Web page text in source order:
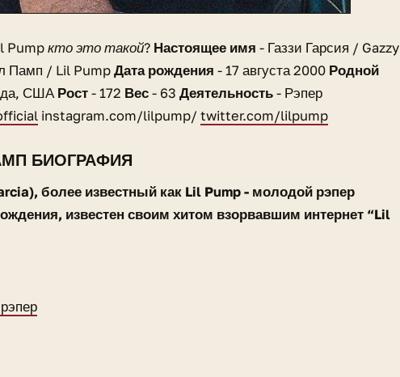
Pump кто это такой? Настоящее имя - Газзи Гарсия / Gazzy
Памп / Lil Pump Дата рождения - 17 августа 2000 Родной
США Рост - 172 Вес - 63 Деятельность - Рэпер
instagram.com/lilpump/ twitter.com/lilpump
БИОГРАФИЯ
более известный как Lil Pump - молодой рэпер
известен своим хитом взорвавшим интернет “Lil